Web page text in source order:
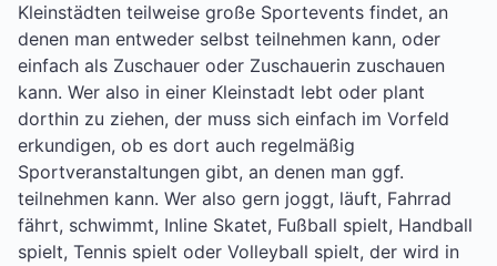
Kleinstädten teilweise große Sportevents findet, an
denen man entweder selbst teilnehmen kann, oder
einfach als Zuschauer oder Zuschauerin zuschauen
kann. Wer also in einer Kleinstadt lebt oder plant
dorthin zu ziehen, der muss sich einfach im Vorfeld
erkundigen, ob es dort auch regelmäßig
Sportveranstaltungen gibt, an denen man ggf.
teilnehmen kann. Wer also gern joggt, läuft, Fahrrad
fährt, schwimmt, Inline Skatet, Fußball spielt, Handball
spielt, Tennis spielt oder Volleyball spielt, der wird in